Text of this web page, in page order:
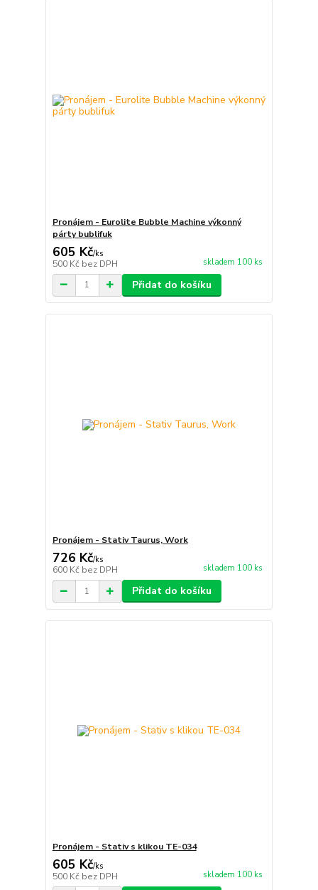
Pronájem - Eurolite Bubble Machine výkonný
párty bublifuk
605 Kč/ks
500 Kč bez DPH skladem 100 ks
Přidat do košíku
Pronájem - Stativ Taurus, Work
726 Kč/ks
600 Kč bez DPH skladem 100 ks
Přidat do košíku
Pronájem - Stativ s klikou TE-034
605 Kč/ks
500 Kč bez DPH skladem 100 ks